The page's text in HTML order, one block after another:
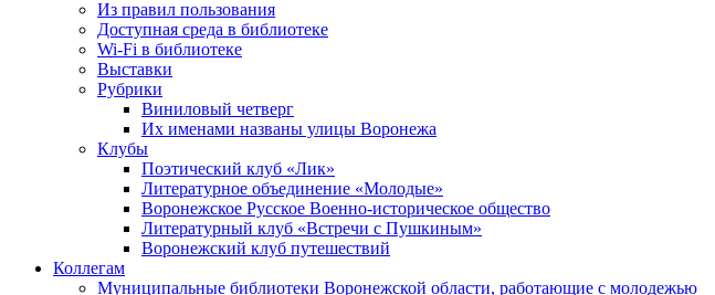
Из правил пользования
Доступная среда в библиотеке
Wi-Fi в библиотеке
Выставки
Рубрики
Виниловый четверг
Их именами названы улицы Воронежа
Клубы
Поэтический клуб «Лик»
Литературное объединение «Молодые»
Воронежское Русское Военно-историческое общество
Литературный клуб «Встречи с Пушкиным»
Воронежский клуб путешествий
Коллегам
Муниципальные библиотеки Воронежской области, работающие с молодежью